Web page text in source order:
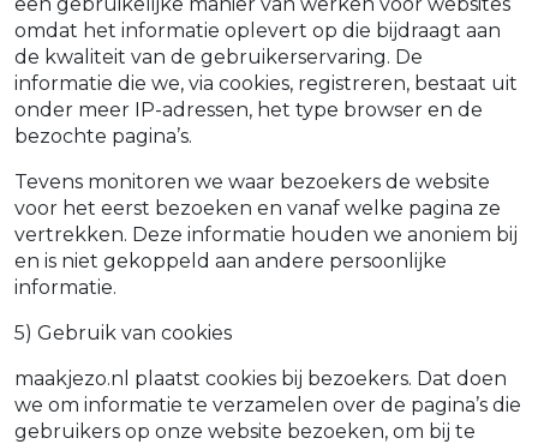
omdat het informatie oplevert op die bijdraagt aan
de kwaliteit van de gebruikerservaring. De
informatie die we, via cookies, registreren, bestaat uit
onder meer IP-adressen, het type browser en de
bezochte pagina’s.
Tevens monitoren we waar bezoekers de website
voor het eerst bezoeken en vanaf welke pagina ze
vertrekken. Deze informatie houden we anoniem bij
en is niet gekoppeld aan andere persoonlijke
informatie.
5) Gebruik van cookies
maakjezo.nl plaatst cookies bij bezoekers. Dat doen
we om informatie te verzamelen over de pagina’s die
gebruikers op onze website bezoeken, om bij te